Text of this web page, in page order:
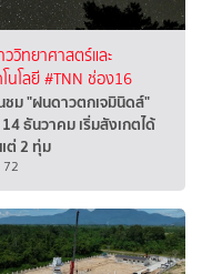
ววิทยาศาสตร์และ
นโลยี#TNN ช่อง16
ชม "ฝนดาวตกเจมินิดส์"
ธันวาคม เริ่มสังเกตได้
ต่ 2 ทุ่ม
72